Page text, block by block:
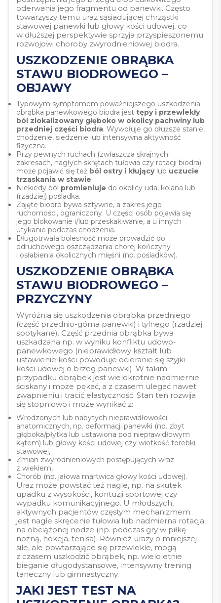
oderwania jego fragmentu od panewki. Często
towarzyszy temu uraz sąsiadującej chrząstki
stawowej panewki lub głowy kości udowej, co
w dłuższej perspektywie sprzyja przyspieszonemu
rozwojowi choroby zwyrodnieniowej biodra.
USZKODZENIE OBRĄBKA
STAWU BIODROWEGO –
OBJAWY
Typowym symptomem poważniejszego uszkodzenia
obrąbka panewkowego biodra jest tępy i przewlekły
ból zlokalizowany głęboko w okolicy pachwiny lub
przedniej części biodra. Wywołuje go dłuższe stanie,
chodzenie, siedzenie lub intensywna aktywność
fizyczna.
Przy pewnych ruchach (zwłaszcza skrajnych
zakresach, nagłych skrętach tułowia czy rotacji biodra)
może pojawić się też ból ostry i kłującylub uczucie
trzaskania w stawie.
Niekiedy ból promieniuje do okolicy uda, kolana lub
(rzadziej) pośladka.
Zajęte biodro bywa sztywne, a zakres jego
ruchomości, ograniczony. U części osób pojawia się
jego blokowanie i/lub przeskakiwanie, a u innych
utykanie podczas chodzenia.
Długotrwała bolesność może prowadzić do
odruchowego oszczędzania chorej kończyny
i osłabienia okolicznych mięśni (np. pośladków).
USZKODZENIE OBRĄBKA
STAWU BIODROWEGO –
PRZYCZYNY
Wyróżnia się uszkodzenia obrąbka przedniego
(część przednio-górna panewki) i tylnego (rzadziej
spotykane). Część przednia obrąbka bywa
uszkadzana np. w wyniku konfliktu udowo-
panewkowego (nieprawidłowy kształt lub
ustawienie kości powoduje ocieranie się szyjki
kości udowej o brzeg panewki). W takim
przypadku obrąbek jest wielokrotnie nadmiernie
ściskany i może pękać, a z czasem ulegać nawet
zwapnieniu i tracić elastyczność. Stan ten rozwija
się stopniowo i może wynikać z:
Wrodzonych lub nabytych nieprawidłowości
anatomicznych, np. deformacji panewki (np. zbyt
głęboka/płytka lub ustawiona pod nieprawidłowym
kątem) lub głowy kości udowej czy wiotkość torebki
stawowej,
Zmian zwyrodnieniowych postępujących wraz
z wiekiem,
Chorób (np. jałowa martwica głowy kości udowej).
Uraz może powstać też nagle, np. na skutek
upadku z wysokości, kontuzji sportowej czy
wypadku komunikacyjnego. U młodszych,
aktywnych pacjentów częstym mechanizmem
jest nagłe skręcenie tułowia lub nadmierna rotacja
na obciążonej nodze (np. podczas gry w piłkę
nożną, hokeja, tenisa). Również urazy o mniejszej
sile, ale powtarzające się przewlekle, mogą
z czasem uszkodzić obrąbek, np. wieloletnie
bieganie długodystansowe, intensywny trening
taneczny lub gimnastyczny.
JAKI JEST TEST NA